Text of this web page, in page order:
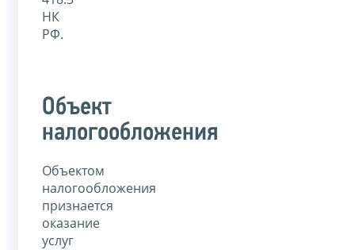
НК
РФ.
Объект
налогообложения
Объектом
налогообложения
признается
оказание
услуг